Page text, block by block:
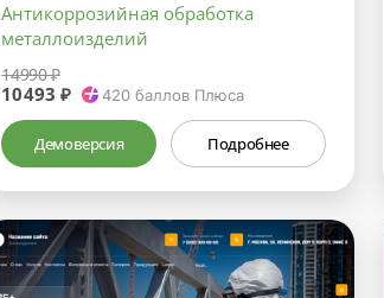
Антикоррозийная обработка
металлоизделий
14990 ₽
10493 ₽ 420баллов Плюса
Демоверсия Подробнее